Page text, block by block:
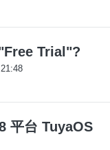
Trial"?
平台 TuyaOS